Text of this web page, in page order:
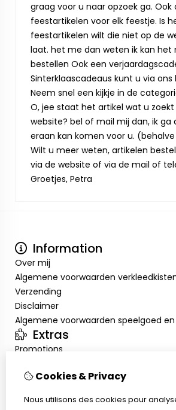
graag voor u naar opzoek ga. Ook
feestartikelen voor elk feestje. Is
feestartikelen wilt die niet op de
laat. het me dan weten ik kan het
bestellen Ook een
Sinterklaascadeaus kunt u via ons
Neem snel een kijkje in de
O, jee staat het artikel wat u
website? bel of mail mij dan, ik ga
eraan kan komen voor u.
Wilt u meer weten, artikelen
via de website of via de mail of
Groetjes, Petra
Information
Over mij
Algemene voorwaarden
Verzending
Disclaimer
Algemene voorwaarden speelgoed
Extras
Promotions
InloggenCookies & Privacy
Nous utilisons des cookies pour